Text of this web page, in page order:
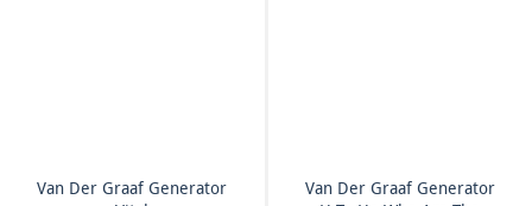
Van Der Graaf Generator
Van Der Graaf Generator